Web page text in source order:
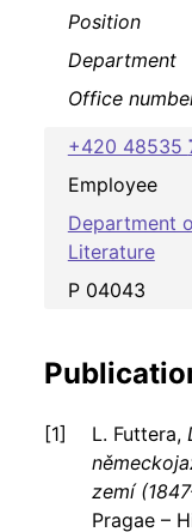
Position
Department
Office
+420 48535
Employee
Department
Literature
P 04043
L. Futtera,
zemí
Pragae –